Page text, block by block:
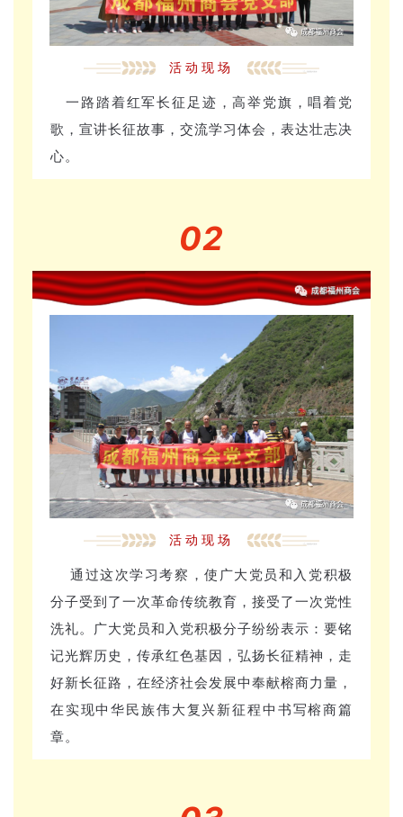
活动现场
一路踏着红军长征足迹，高举党旗，唱着党
歌，宣讲长征故事，交流学习体会，表达壮志决
心。
02
活动现场
通过这次学习考察，使广大党员和入党积极
分子受到了一次革命传统教育，接受了一次党性
洗礼。广大党员和入党积极分子纷纷表示：要铭
记光辉历史，传承红色基因，弘扬长征精神，走
好新长征路，在经济社会发展中奉献榕商力量，
在实现中华民族伟大复兴新征程中书写榕商篇
章。